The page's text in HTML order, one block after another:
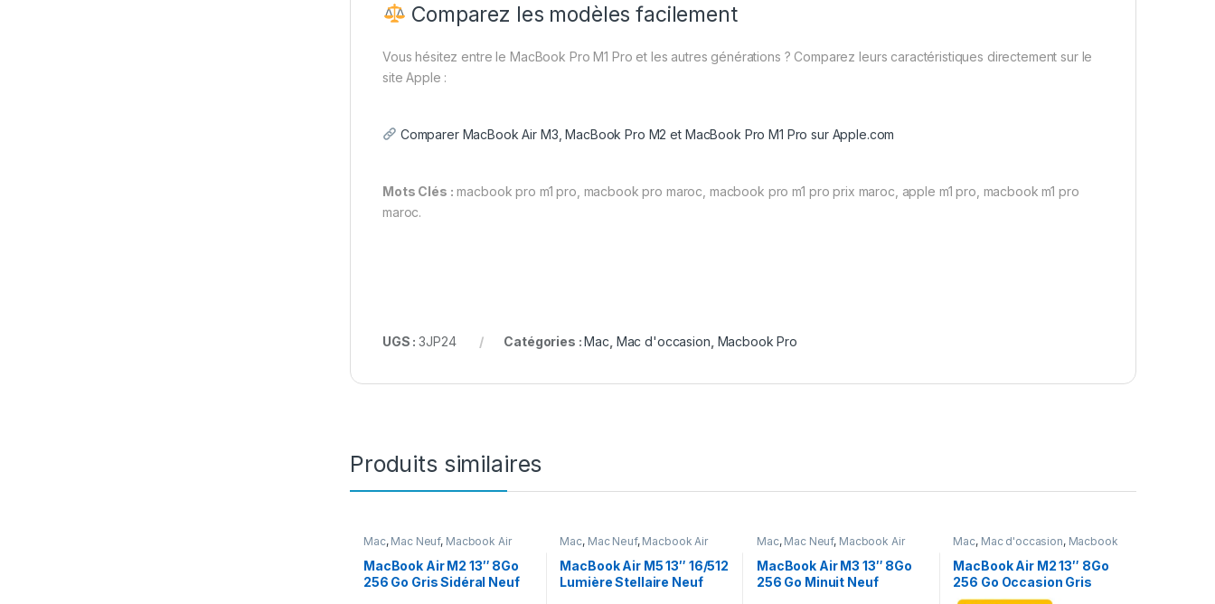
Comparez les modèles facilement
Vous hésitez entre le MacBook Pro M1 Pro et les autres générations ? Comparez leurs caractéristiques directement sur le
site Apple :
Comparer MacBook Air M3, MacBook Pro M2 et MacBook Pro M1 Pro sur Apple.com
Mots Clés : macbook pro m1 pro, macbook pro maroc, macbook pro m1 pro prix maroc, apple m1 pro, macbook m1 pro
maroc.
UGS :3JP24 Catégories :Mac Mac d'occasion Macbook Pro
Produits similaires
Mac, Mac Neuf, Macbook Air
MacBook Air M2 13″ 8Go
256 Go Gris Sidéral Neuf
Mac, Mac Neuf, Macbook Air
MacBook Air M5 13″ 16/512
Lumière Stellaire Neuf
Mac, Mac Neuf, Macbook Air
MacBook Air M3 13″ 8Go
256 Go Minuit Neuf
Mac, Mac d'occasion, Macbook
MacBook Air M2 13″ 8Go
256 Go Occasion Gris
Sidéral (Batterie 95%)